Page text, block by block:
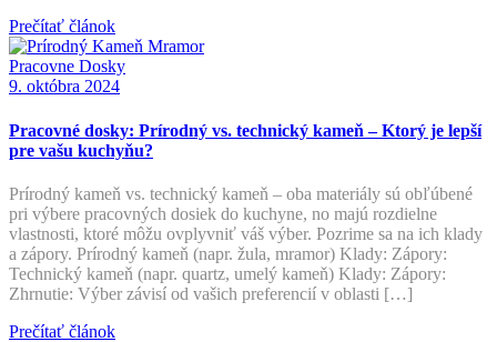
Prečítať článok
Pracovne Dosky
9. októbra 2024
Pracovné dosky: Prírodný vs. technický kameň – Ktorý je lepší
pre vašu kuchyňu?
Prírodný kameň vs. technický kameň – oba materiály sú obľúbené
pri výbere pracovných dosiek do kuchyne, no majú rozdielne
vlastnosti, ktoré môžu ovplyvniť váš výber. Pozrime sa na ich klady
a zápory. Prírodný kameň (napr. žula, mramor) Klady: Zápory:
Technický kameň (napr. quartz, umelý kameň) Klady: Zápory:
Zhrnutie: Výber závisí od vašich preferencií v oblasti […]
Prečítať článok